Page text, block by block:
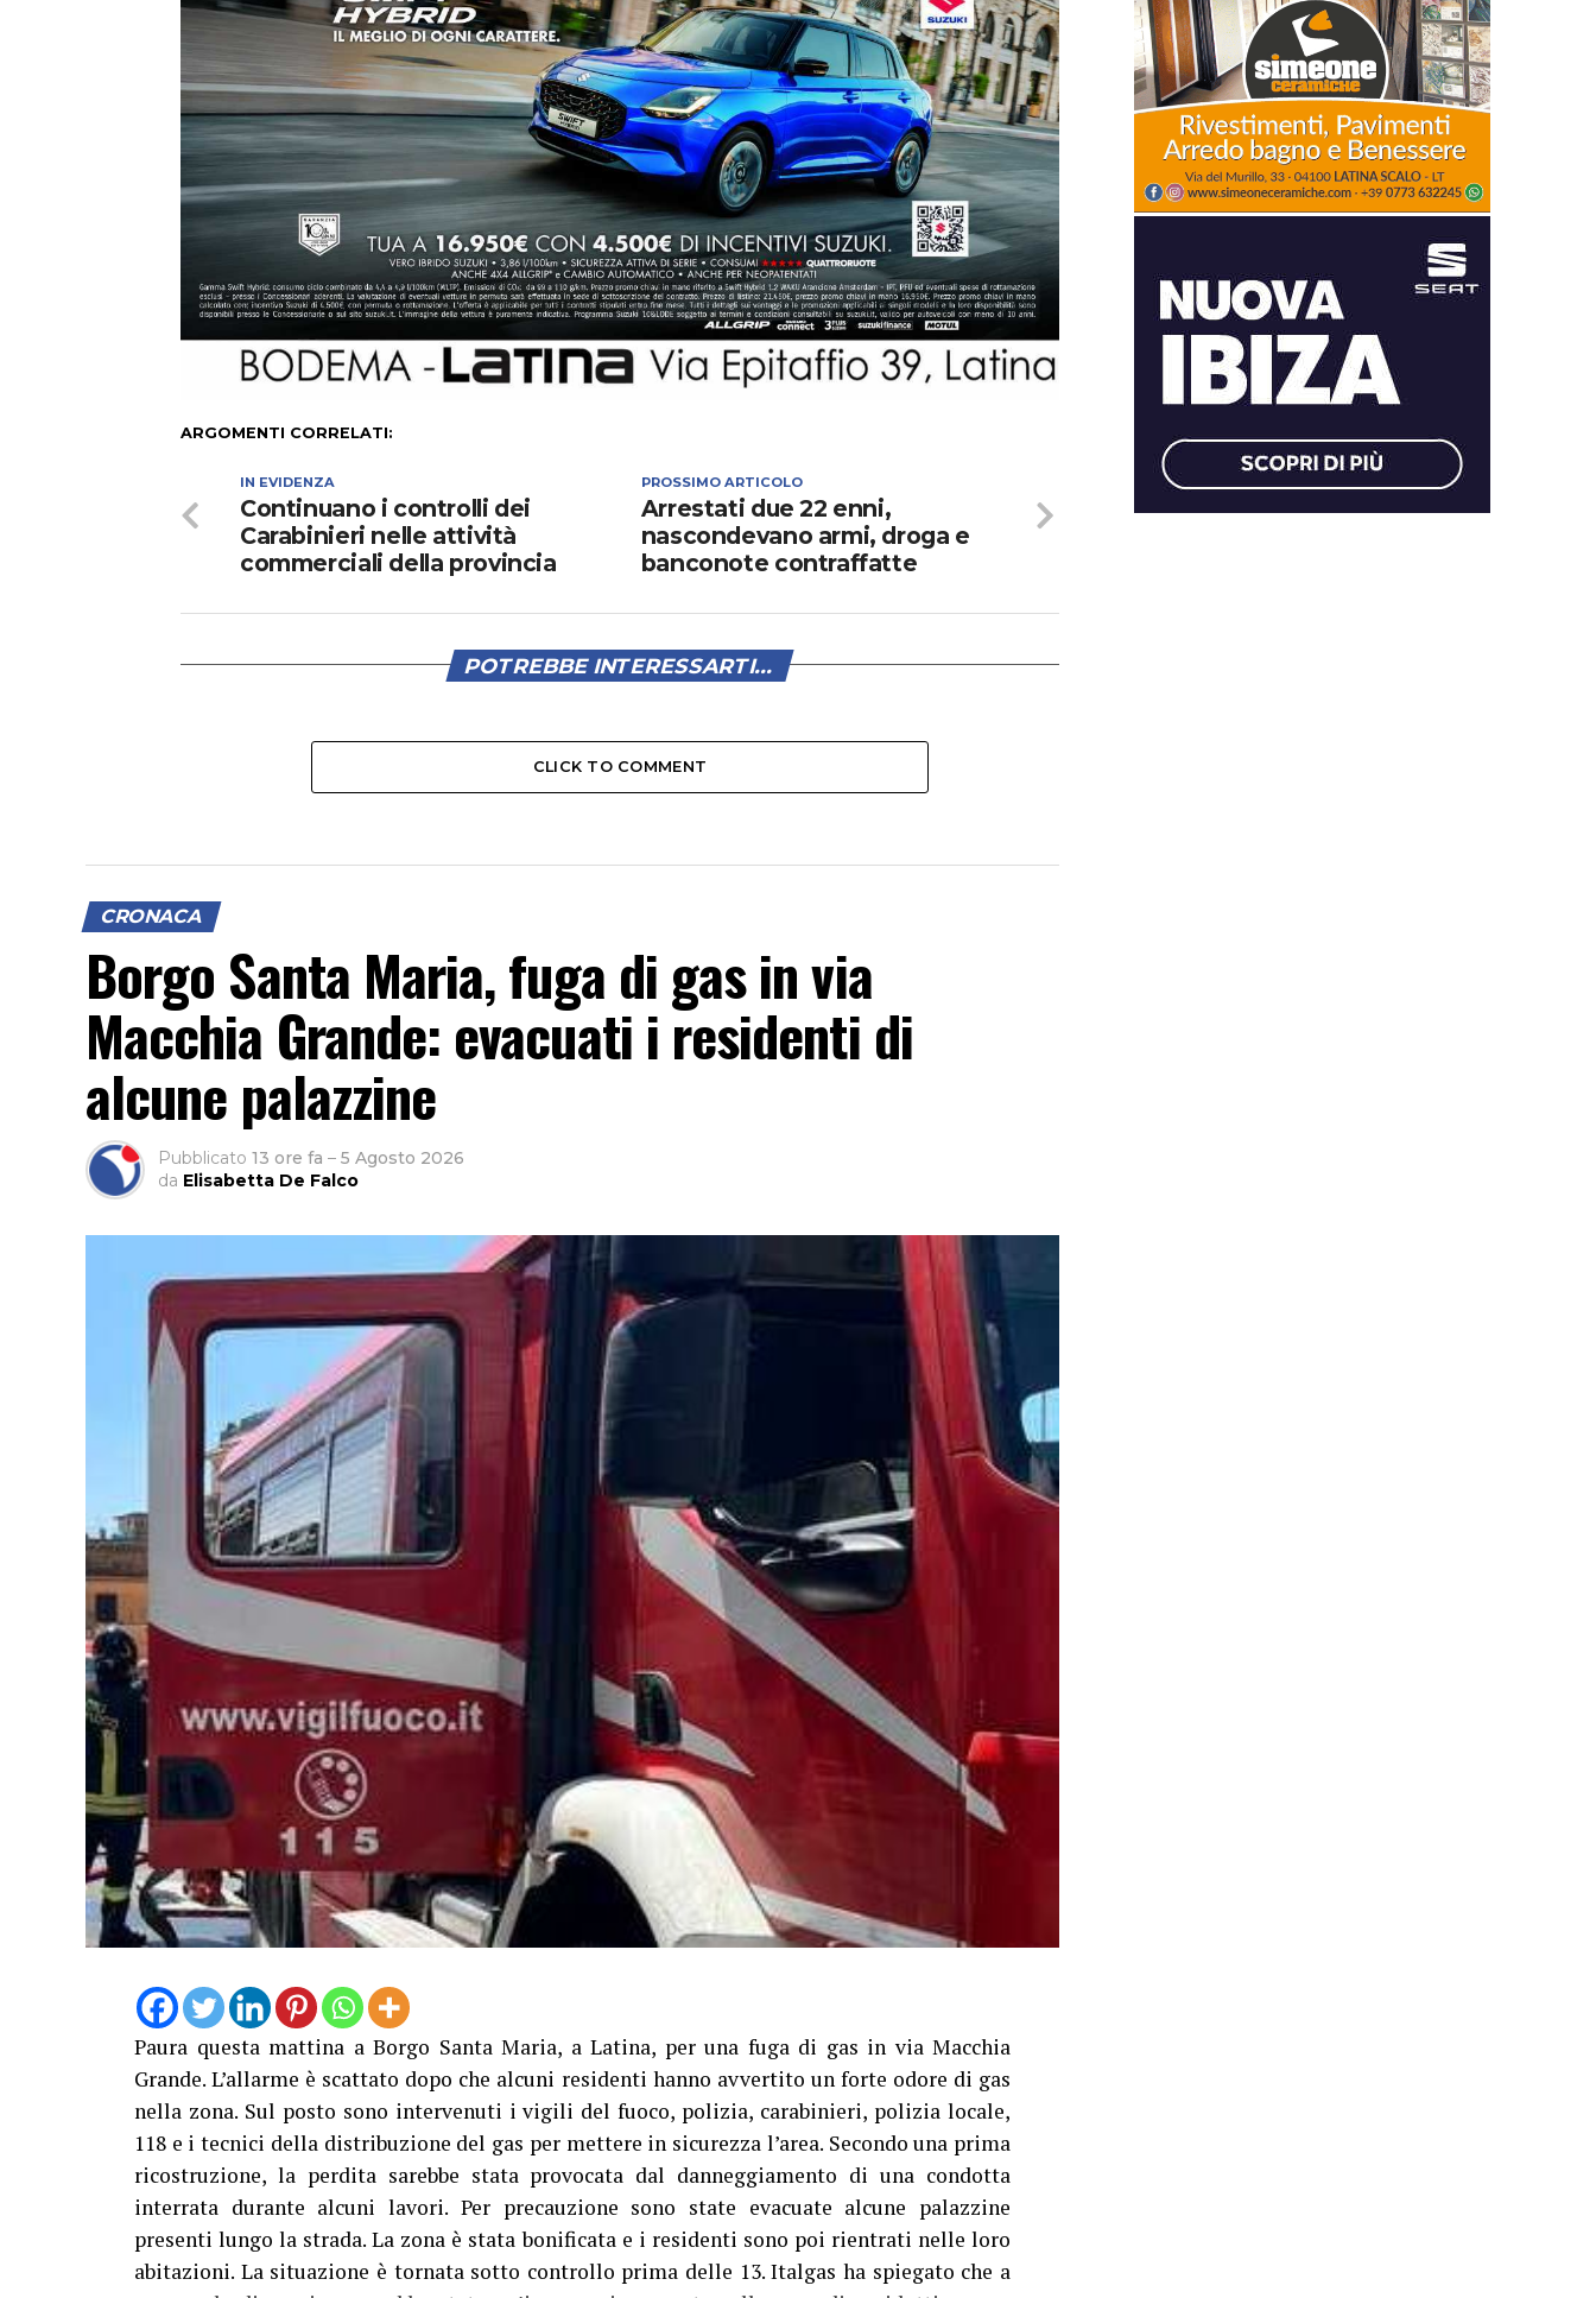
ARGOMENTI CORRELATI:
PROSSIMO ARTICOLO
Arrestati due 22 enni,
nascondevano armi, droga e
banconote contraffatte
IN EVIDENZA
Continuano i controlli dei
Carabinieri nelle attività
commerciali della provincia
POTREBBE INTERESSARTI...
CLICK TO COMMENT
CRONACA
Borgo Santa Maria, fuga di gas in via
Macchia Grande: evacuati i residenti di
alcune palazzine
Pubblicato 13 ore fa – 5 Agosto 2026
da Elisabetta De Falco
Paura questa mattina a Borgo Santa Maria, a Latina, per una fuga di gas in via Macchia
Grande. L’allarme è scattato dopo che alcuni residenti hanno avvertito un forte odore di gas
nella zona. Sul posto sono intervenuti i vigili del fuoco, polizia, carabinieri, polizia locale,
118 e i tecnici della distribuzione del gas per mettere in sicurezza l’area. Secondo una prima
ricostruzione, la perdita sarebbe stata provocata dal danneggiamento di una condotta
interrata durante alcuni lavori. Per precauzione sono state evacuate alcune palazzine
presenti lungo la strada. La zona è stata bonificata e i residenti sono poi rientrati nelle loro
abitazioni. La situazione è tornata sotto controllo prima delle 13. Italgas ha spiegato che a